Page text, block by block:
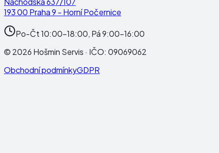
193 00 Praha 9 - Horní Počernice
Po-Čt 10:00-18:00, Pá 9:00-16:00
© 2026 Hošmin Servis · IČO: 09069062
Obchodní podmínkyGDPR